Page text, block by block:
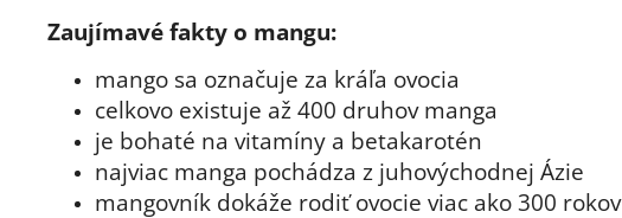
Zaujímavé fakty o mangu:
mango sa označuje za kráľa ovocia
celkovo existuje až 400 druhov manga
je bohaté na vitamíny a betakarotén
najviac manga pochádza z juhovýchodnej Ázie
mangovník dokáže rodiť ovocie viac ako 300 rokov